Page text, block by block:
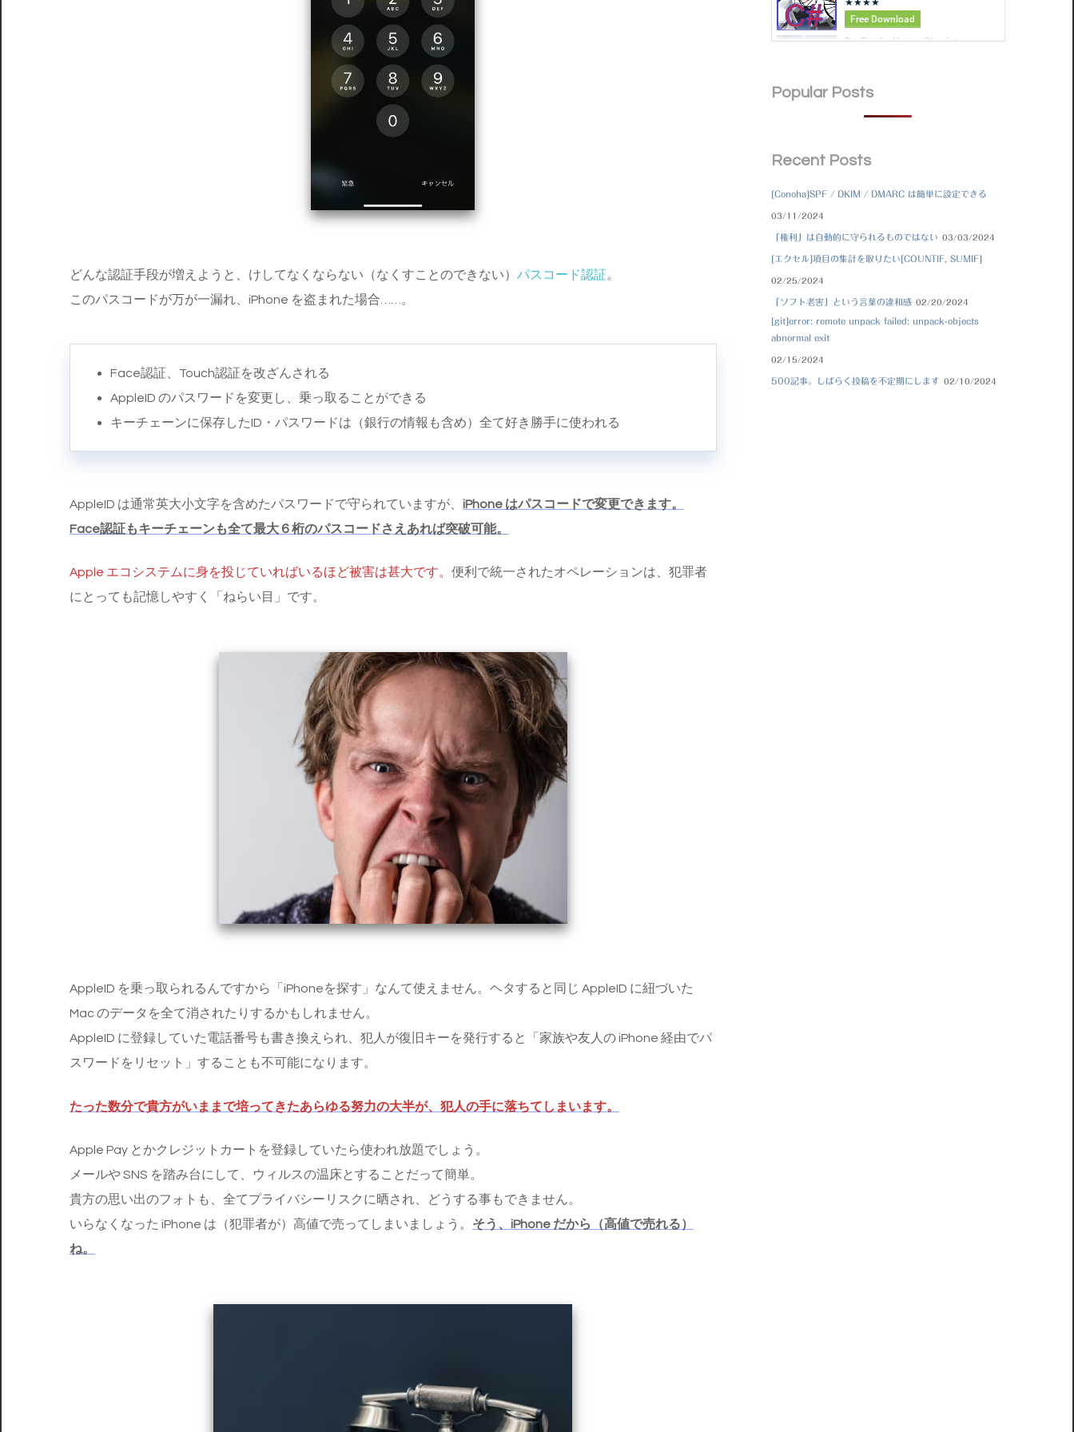
どんな認証手段が増えようと、けしてなくならない（なくすことのできない） パスコード認証
このパスコードが万が一漏れ、iPhone を盗まれた場合……。
Face認証、Touch認証を改ざんされる
AppleID のパスワードを変更し、乗っ取ることができる
キーチェーンに保存したID・パスワードは（銀行の情報も含め）全て好き勝手に使われる
AppleID は通常英大小文字を含めたパスワードで守られていますが、 iPhone はパスコードで変更できます。
Face認証もキーチェーンも全て最大６桁のパスコードさえあれば突破可能。
Apple エコシステムに身を投じていればいるほど被害は甚大です。 便利で統一されたオペレーションは、犯罪者
にとっても記憶しやすく「ねらい目」です。
AppleID を乗っ取られるんですから「iPhoneを探す」なんて使えません。ヘタすると同じ AppleID に紐づいた
Mac のデータを全て消されたりするかもしれません。
AppleID に登録していた電話番号も書き換えられ、犯人が復旧キーを発行すると「家族や友人の iPhone 経由でパ
スワードをリセット」することも不可能になります。
たった数分で貴方がいままで培ってきたあらゆる努力の大半が、犯人の手に落ちてしまいます。
Apple Pay とかクレジットカートを登録していたら使われ放題でしょう。
メールや SNS を踏み台にして、ウィルスの温床とすることだって簡単。
貴方の思い出のフォトも、全てプライバシーリスクに晒され、どうする事もできません。
いらなくなった iPhone は（犯罪者が）高値で売ってしまいましょう。 そう、iPhone だから（高値で売れる）
ね。
Popular Posts
Recent Posts
[Conoha]SPF / DKIM / DMARC は簡単に設定できる
03/11/2024
「権利」は自動的に守られるものではない 03/03/2024
[エクセル]項目の集計を取りたい[COUNTIF, SUMIF]
02/25/2024
「ソフト老害」という言葉の違和感 02/20/2024
[git]error: remote unpack failed: unpack-objects
abnormal exit
02/15/2024
500記事。しばらく投稿を不定期にします 02/10/2024